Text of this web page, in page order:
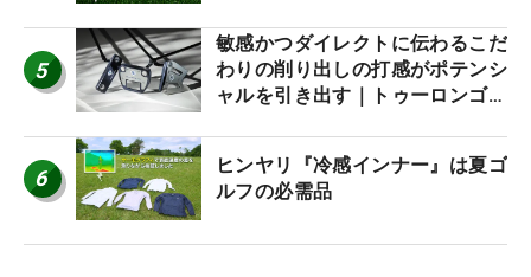
5
敏感かつダイレクトに伝わるこだ
わりの削り出しの打感がポテンシ
ャルを引き出す｜トゥーロンゴル
6
ヒンヤリ『冷感インナー』は夏ゴ
ルフの必需品